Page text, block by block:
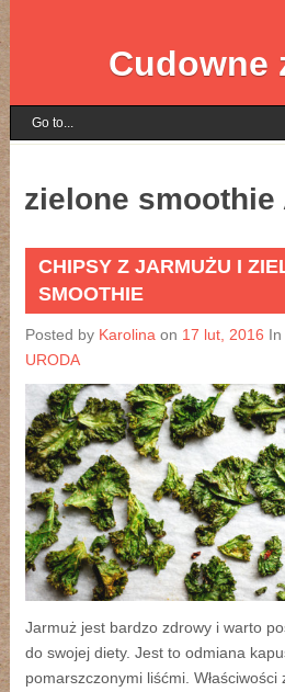
Cudowne
zielone smoothie
CHIPSY Z JARMUŻU I
SMOOTHIE
Posted by Karolina on 17 lut, 2016 In
URODA
Jarmuż jest bardzo zdrowy i warto
do swojej diety. Jest to odmiana
pomarszczonymi liśćmi.